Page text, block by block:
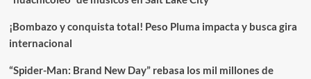
¡Bombazo y conquista total! Peso Pluma impacta y busca gira
internacional
“Spider-Man: Brand New Day” rebasa los mil millones de